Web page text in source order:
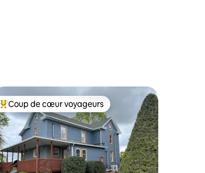
Coups de cœur voyageurs les plus appréciés
Coup de cœur voyageurs